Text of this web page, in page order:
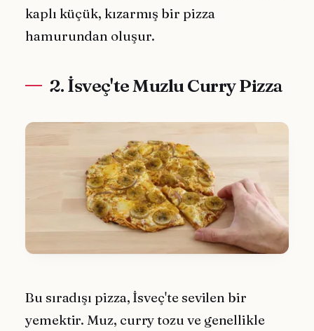
kaplı küçük, kızarmış bir pizza
hamurundan oluşur.
2. İsveç'te Muzlu Curry Pizza
Bu sıradışı pizza, İsveç'te sevilen bir
yemektir. Muz, curry tozu ve genellikle